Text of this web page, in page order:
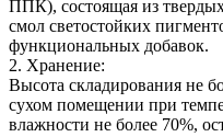
ППК), состоящая из
смол светостойких
функциональных добавок.
2. Хранение:
Высота складирования не
сухом помещении при
влажности не более 70%,